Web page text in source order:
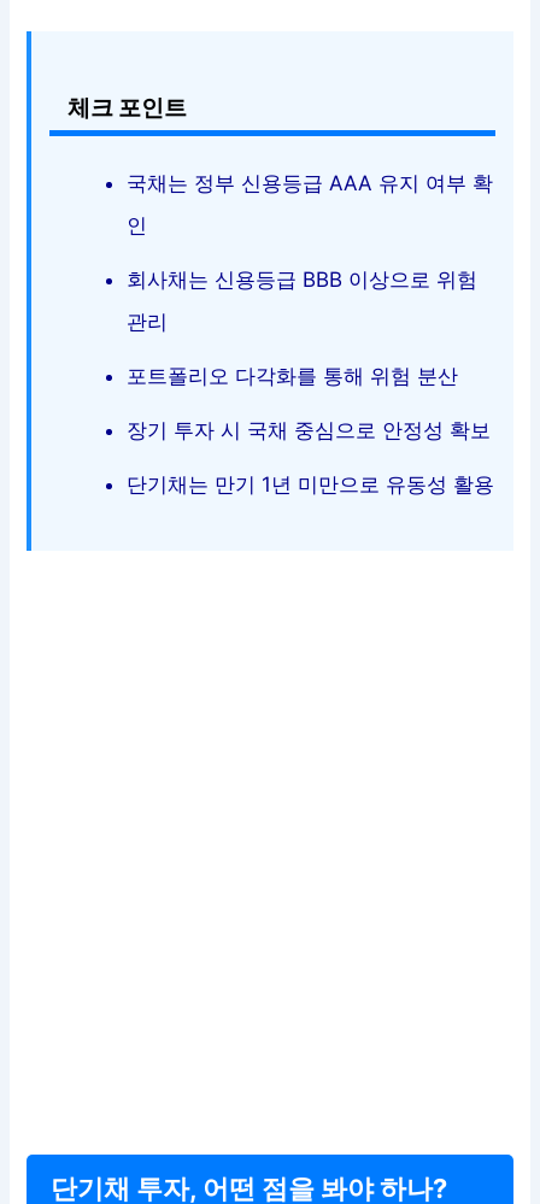
체크 포인트
국채는 정부 신용등급 AAA 유지 여부 확
인
회사채는 신용등급 BBB 이상으로 위험
관리
포트폴리오 다각화를 통해 위험 분산
장기 투자 시 국채 중심으로 안정성 확보
단기채는 만기 1년 미만으로 유동성 활용
단기채 투자, 어떤 점을 봐야 하나?